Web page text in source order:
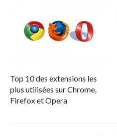
Top 10 des extensions les
plus utilisées sur Chrome,
Firefox et Opera